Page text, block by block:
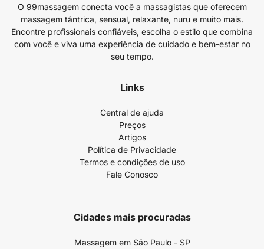
O 99massagem conecta você a massagistas que oferecem
massagem tântrica, sensual, relaxante, nuru e muito mais.
Encontre profissionais confiáveis, escolha o estilo que combina
com você e viva uma experiência de cuidado e bem-estar no
seu tempo.
Links
Central de ajuda
Preços
Artigos
Política de Privacidade
Termos e condições de uso
Fale Conosco
Cidades mais procuradas
Massagem em São Paulo - SP